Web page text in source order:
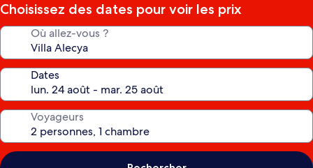
Choisissez des dates pour voir les prix
Où allez-vous ?
Dates
Voyageurs